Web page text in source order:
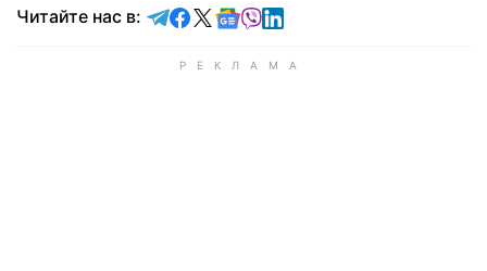
Читайте нас в: Читайте в Telegram
Читайте в Facebook
Читайте в X
Читайте в Google news
Читайте в Viber
Читайте в LinkedIn